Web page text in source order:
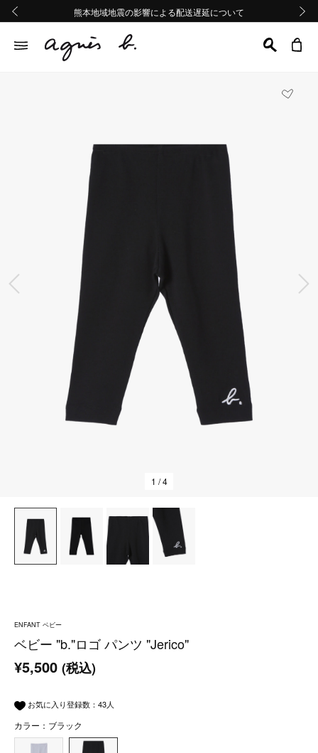
熊本地域地震の影響による配送遅延について
Summer Sale 2buy10%OFF!!
熊本地域地震の影響による配送遅延について
Summer Sale 2buy10%OFF!!
前の画像
1 / 4
ENFANT ベビー
ベビー "b."ロゴ パンツ "Jerico"
¥5,500 (税込)
お気に入り登録数： 43人
カラー：ブラック